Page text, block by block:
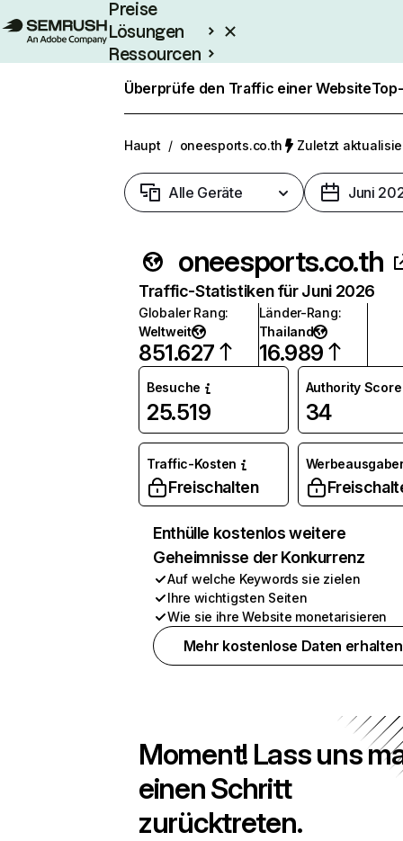
Preise
Lösungen
Ressourcen
Enterprise
Überprüfe den Traffic einer Website
Haupt / oneesports.co.th Zuletzt
Alle Geräte Juni
oneesports.co.th
Traffic-Statistiken für Juni 2026
Globaler Rang:
Weltweit
851.627
Länder-Rang:
Thailand
16.989
Besuche
25.519
Authority Score
34
Traffic-Kosten
Freischalten
Enthülle kostenlos weitere
Geheimnisse der Konkurrenz
Auf welche Keywords sie zielen
Ihre wichtigsten Seiten
Wie sie ihre Website monetarisieren
Mehr kostenlose Daten erhalten
Moment! Lass uns
einen Schritt
zurücktreten.